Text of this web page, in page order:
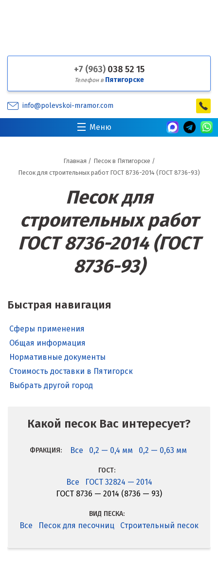
+7 (963) 038 52 15
Телефон в Пятигорске
info@polevskoi-mramor.com
Меню
Главная / Песок в Пятигорске /
Песок для строительных работ ГОСТ 8736-2014 (ГОСТ 8736-93)
Песок для
строительных работ
ГОСТ 8736-2014 (ГОСТ
8736-93)
Быстрая навигация
Сферы применения
Общая информация
Нормативные документы
Стоимость доставки в Пятигорск
Выбрать другой город
Какой песок Вас интересует?
ФРАКЦИЯ: Все 0,2 — 0,4 мм 0,2 — 0,63 мм
ГОСТ:
Все
ГОСТ 32824 — 2014
ГОСТ 8736 — 2014 (8736 — 93)
ВИД ПЕСКА:
Все Песок для песочниц Строительный песок